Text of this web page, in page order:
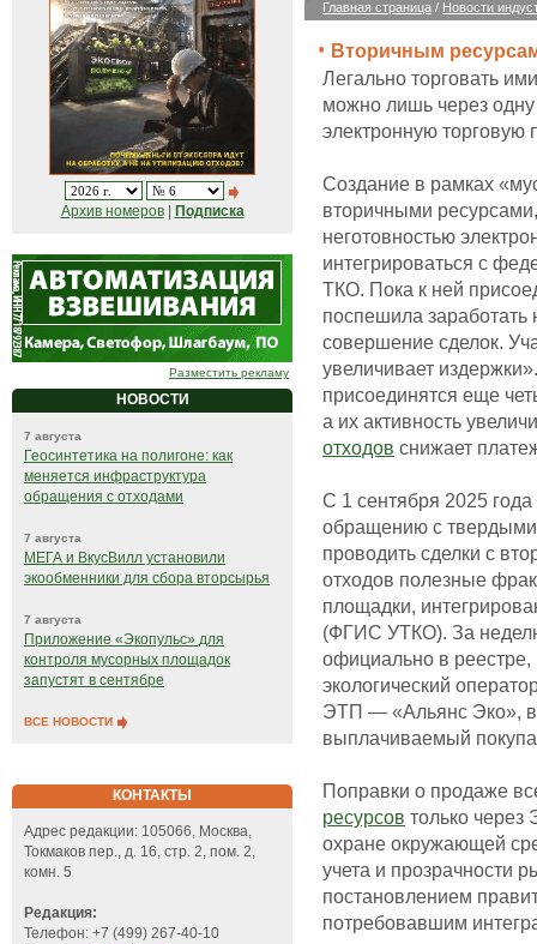
Архив номеров| Подписка
Разместить рекламу
НОВОСТИ
7 августа
Геосинтетика на полигоне: как
меняется инфраструктура
обращения с отходами
7 августа
МЕГА и ВкусВилл установили
экообменники для сбора вторсырья
7 августа
Приложение «Экопульс» для
контроля мусорных площадок
запустят в сентябре
ВСЕ НОВОСТИ
КОНТАКТЫ
Адрес редакции: 105066, Москва,
Токмаков пер., д. 16, стр. 2, пом. 2,
комн. 5
Редакция:
Телефон: +7 (499) 267-40-10
Главная страница / Новости
Вторичным
Легально торговать
можно лишь через одну
электронную торговую
Создание в рамках
вторичными
неготовностью
интегрироваться с
ТКО. Пока к ней
поспешила заработать
совершение сделок.
увеличивает
присоединятся еще
а их активность
отходов снижает
С 1 сентября 2025
обращению с
проводить сделки с
отходов полезные
площадки,
(ФГИС УТКО). За
официально в реестре,
экологический
ЭТП — «Альянс Эко», в
выплачиваемый
Поправки о продаже
ресурсов только
охране окружающей
учета и прозрачности
постановлением
потребовавшим